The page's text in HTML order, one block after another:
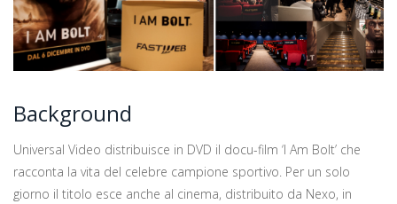
Background
Universal Video distribuisce in DVD il docu-film ‘I Am Bolt’ che
racconta la vita del celebre campione sportivo. Per un solo
giorno il titolo esce anche al cinema, distribuito da Nexo, in